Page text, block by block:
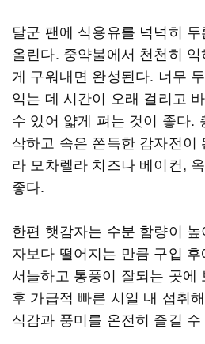
달군 팬에 식용유를 넉넉히
올린다. 중약불에서 천천히
게 구워내면 완성된다. 너무
익는 데 시간이 오래 걸리고
수 있어 얇게 펴는 것이 좋다.
삭하고 속은 쫀득한 감자전이
라 모차렐라 치즈나 베이컨,
좋다.
한편 햇감자는 수분 함량이
자보다 떨어지는 만큼 구입
서늘하고 통풍이 잘되는 곳에
후 가급적 빠른 시일 내 섭취
식감과 풍미를 온전히 즐길